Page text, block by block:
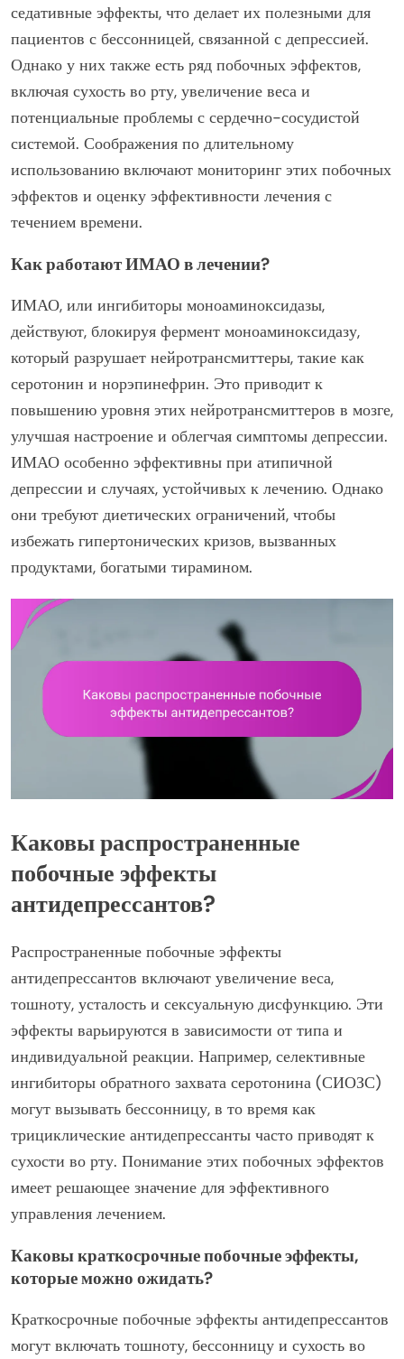
седативные эффекты, что делает их полезными для
пациентов с бессонницей, связанной с депрессией.
Однако у них также есть ряд побочных эффектов,
включая сухость во рту, увеличение веса и
потенциальные проблемы с сердечно-сосудистой
системой. Соображения по длительному
использованию включают мониторинг этих побочных
эффектов и оценку эффективности лечения с
течением времени.
Как работают ИМАО в лечении?
ИМАО, или ингибиторы моноаминоксидазы,
действуют, блокируя фермент моноаминоксидазу,
который разрушает нейротрансмиттеры, такие как
серотонин и норэпинефрин. Это приводит к
повышению уровня этих нейротрансмиттеров в мозге,
улучшая настроение и облегчая симптомы депрессии.
ИМАО особенно эффективны при атипичной
депрессии и случаях, устойчивых к лечению. Однако
они требуют диетических ограничений, чтобы
избежать гипертонических кризов, вызванных
продуктами, богатыми тирамином.
Каковы распространенные
побочные эффекты
антидепрессантов?
Распространенные побочные эффекты
антидепрессантов включают увеличение веса,
тошноту, усталость и сексуальную дисфункцию. Эти
эффекты варьируются в зависимости от типа и
индивидуальной реакции. Например, селективные
ингибиторы обратного захвата серотонина (СИОЗС)
могут вызывать бессонницу, в то время как
трициклические антидепрессанты часто приводят к
сухости во рту. Понимание этих побочных эффектов
имеет решающее значение для эффективного
управления лечением.
Каковы краткосрочные побочные эффекты,
которые можно ожидать?
Краткосрочные побочные эффекты антидепрессантов
могут включать тошноту, бессонницу и сухость во